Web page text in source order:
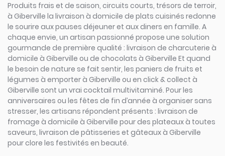
Produits frais et de saison, circuits courts, trésors de terroir,
à Giberville la livraison à domicile de plats cuisinés redonne
le sourire aux pauses déjeuner et aux diners en famille. A
chaque envie, un artisan passionné propose une solution
gourmande de première qualité : livraison de charcuterie à
domicile à Giberville ou de chocolats à Giberville Et quand
le besoin de nature se fait sentir, les paniers de fruits et
légumes à emporter à Giberville ou en click & collect à
Giberville sont un vrai cocktail multivitaminé. Pour les
anniversaires ou les fêtes de fin d’année à organiser sans
stresser, les artisans répondent présents : livraison de
fromage à domicile à Giberville pour des plateaux à toutes
saveurs, livraison de pâtisseries et gâteaux à Giberville
pour clore les festivités en beauté.